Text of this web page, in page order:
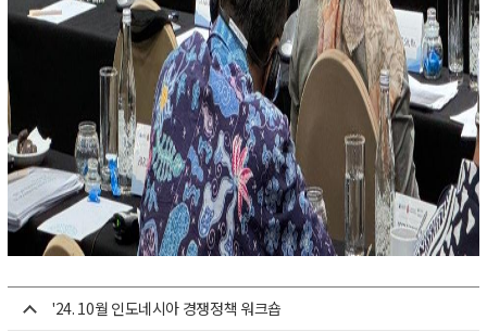
'24. 10월 인도네시아 경쟁정책 워크숍